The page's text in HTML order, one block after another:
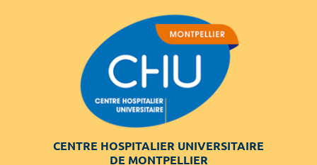
CENTRE HOSPITALIER UNIVERSITAIRE
DE MONTPELLIER